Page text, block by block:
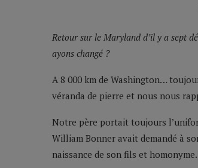
Retour sur le Maryland d’il y a sept
ayons changé ?
A 8 000 km de Washington…
véranda de pierre et nous nous
Notre père portait toujours
William Bonner avait demandé à
naissance de son fils et